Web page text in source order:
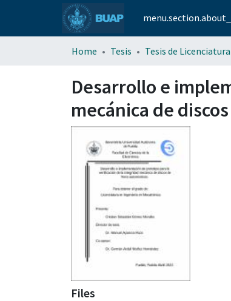
Home Tesis Tesis de Licenciatura
Desarrollo e
mecánica de
Files